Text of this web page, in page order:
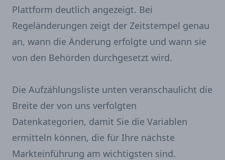
Plattform deutlich angezeigt. Bei
Regeländerungen zeigt der Zeitstempel genau
an, wann die Änderung erfolgte und wann sie
von den Behörden durchgesetzt wird.
Die Aufzählungsliste unten veranschaulicht die
Breite der von uns verfolgten
Datenkategorien, damit Sie die Variablen
ermitteln können, die für Ihre nächste
Markteinführung am wichtigsten sind.